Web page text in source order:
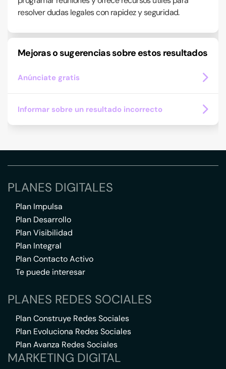
resolver dudas legales con rapidez y seguridad.
Mejoras o sugerencias sobre estos resultados
Anúnciate gratis
Informar sobre un resultado incorrecto
PLANES DIGITALES
Plan Impulsa
Plan Desarrollo
Plan Visibilidad
Plan Integral
Plan Contacto Activo
Te puede interesar
PLANES REDES SOCIALES
Plan Construye Redes Sociales
Plan Evoluciona Redes Sociales
Plan Avanza Redes Sociales
MARKETING DIGITAL